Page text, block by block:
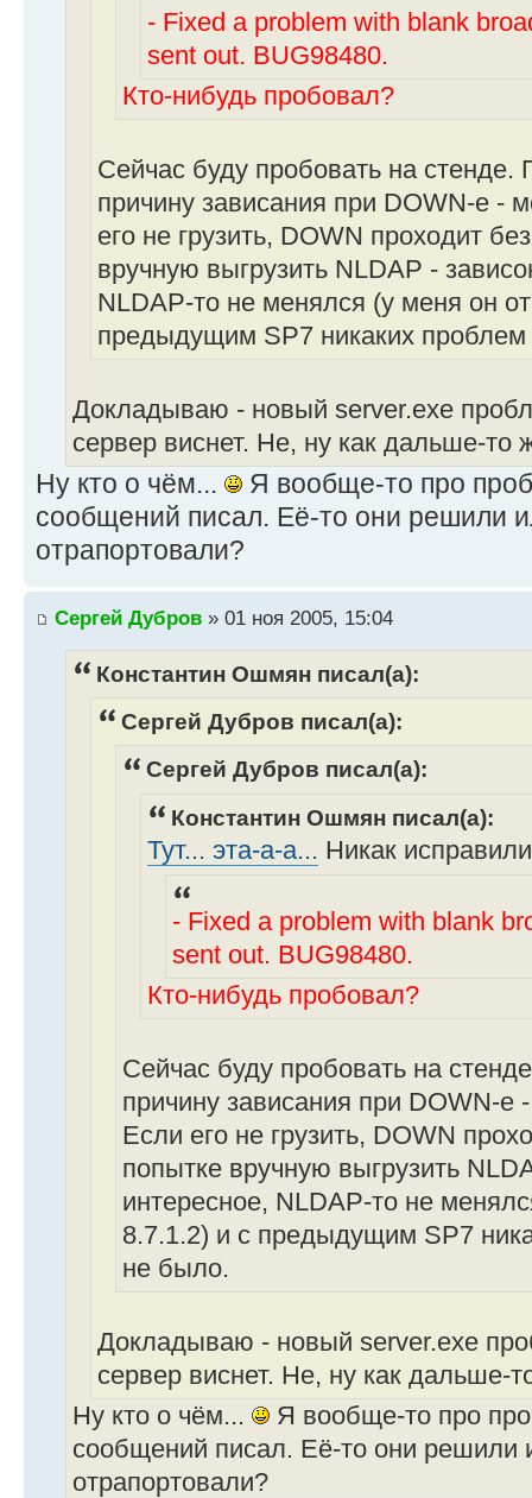
- Fixed a problem with blank
sent out. BUG98480.
Кто-нибудь пробовал?
Сейчас буду пробовать на стенде.
причину зависания при DOWN-е -
его не грузить, DOWN проходит
вручную выгрузить NLDAP -
NLDAP-то не менялся (у меня он
предыдущим SP7 никаких
Докладываю - новый server.exe
сервер виснет. Не, ну как дальше-то
Ну кто о чём...
Я вообще-то про
сообщений писал. Её-то они решили
отрапортовали?
Сергей Дубров » 01 ноя 2005, 15:04
Константин Ошмян писал(а):
Сергей Дубров писал(а):
Сергей Дубров писал(а):
Константин Ошмян писал(а):
Тут... эта-а-а... Никак
- Fixed a problem with blank
sent out. BUG98480.
Кто-нибудь пробовал?
Сейчас буду пробовать на
причину зависания при DOWN-е
Если его не грузить, DOWN
попытке вручную выгрузить
интересное, NLDAP-то не
8.7.1.2) и с предыдущим SP7
не было.
Докладываю - новый server.exe
сервер виснет. Не, ну как дальше-
Ну кто о чём...
Я вообще-то про
сообщений писал. Её-то они решили
отрапортовали?